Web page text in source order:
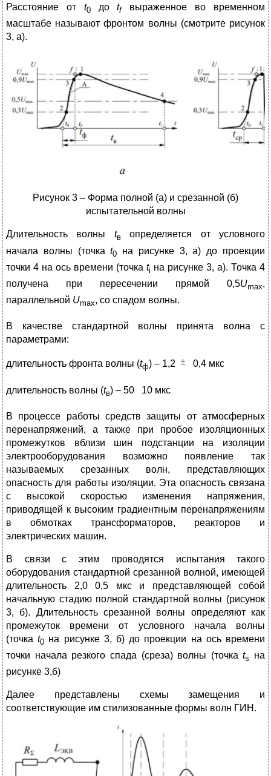
Расстояние от t0доtf выраженное во временном
масштабе называют фронтом волны (смотрите рисунок
3, а).
Рисунок 3 – Форма полной (а) и срезанной (б)
испытательной волны
Длительность волны tв определяется от условного
начала волны (точкаt0 на рисунке 3, а) до проекции
точки 4 на ось времени (точка ti на рисунке 3, а). Точка 4
получена при пересечении прямой 0,5Umax,
параллельной Umax, со спадом волны.
В качестве стандартной волны принята волна с
параметрами:
длительность фронта волны (tф) – 1,2 0,4 мкс
длительность волны (tв) – 50 10 мкс
В процессе работы средств защиты от атмосферных
перенапряжений, а также при пробое изоляционных
промежутков вблизи шин подстанции на изоляции
электрооборудования возможно появление так
называемых срезанных волн, представляющих
опасность для работы изоляции. Эта опасность связана
с высокой скоростью изменения напряжения,
приводящей к высоким градиентным перенапряжениям
в обмотках трансформаторов, реакторов и
электрических машин.
В связи с этим проводятся испытания такого
оборудования стандартной срезанной волной, имеющей
длительность 2,0 0,5 мкс и представляющей собой
начальную стадию полной стандартной волны (рисунок
3, б). Длительность срезанной волны определяют как
промежуток времени от условного начала волны
(точкаt0 на рисунке 3, б) до проекции на ось времени
точки начала резкого спада (среза) волны (точкаts
на
рисунке 3,б)
Далее представлены схемы замещения и
соответствующие им стилизованные формы волн ГИН.